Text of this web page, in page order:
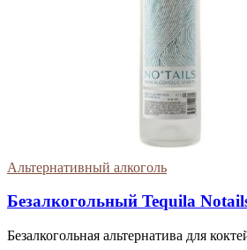
Альтернативный алкоголь
Безалкогольный Tequila
Безалкогольная альтернатива для